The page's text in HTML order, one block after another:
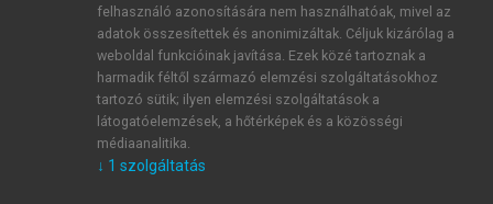
Közgazdász, egyike a magyar privatizáció
leghosszabb időn át tevékenykedő tisztviselőinek.
1981-ben szerezte diplomáját a MKKE-n. 1981-
től 1990-ig az Agrárgazdasági Kutató Intézet
tudományos munkatársa, majd 1992-ig a NETTÓ
Pénzügyi és Befektetési Tanácsadónál dolgozott
vagyonértékelési tanácsadóként.
felhasználó azonosítására nem használhatóak, mivel az
adatok összesítettek és anonimizáltak. Céljuk kizárólag a
weboldal funkcióinak javítása. Ezek közé tartoznak a
harmadik féltől származó elemzési szolgáltatásokhoz
tartozó sütik; ilyen elemzési szolgáltatások a
látogatóelemzések, a hőtérképek és a közösségi
médiaanalitika.
↓ 1 szolgáltatás